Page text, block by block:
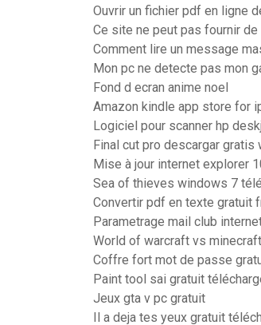
Ouvrir un fichier pdf en ligne
Ce site ne peut pas fournir
Comment lire un message
Mon pc ne detecte pas mon
Fond d ecran anime noel
Amazon kindle app store for
Logiciel pour scanner hp
Final cut pro descargar gratis
Mise à jour internet explorer
Sea of thieves windows 7
Convertir pdf en texte gratuit
Parametrage mail club
World of warcraft vs minecraft
Coffre fort mot de passe
Paint tool sai gratuit
Jeux gta v pc gratuit
Il a deja tes yeux gratuit